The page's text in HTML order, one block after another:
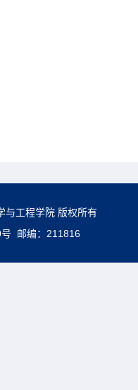
与工程学院 版权所有
号 邮编：211816